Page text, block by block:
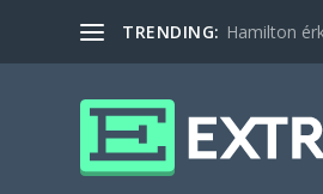
TRENDING: Hamilton